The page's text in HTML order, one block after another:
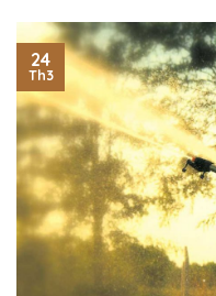
24
Th3